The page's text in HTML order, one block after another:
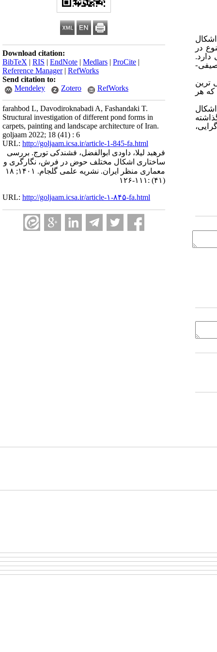
Download citation:
BibTeX | RIS | EndNote | Medlars | ProCite |
Reference Manager| RefWorks
Send citation to:
Mendeley
Zotero RefWorks
farahbod L, Davodiroknabadi A, Fashandaki T.
Structural investigation of different pond forms in
carpets, painting and landscape architecture of Iran.
goljaam 2022; 18 (41) : 6
URL: http://goljaam.icsa.ir/article-1-845-fa.html
فرهبد لیلا، داودی ابوالفضل، فشندکی تورج. بررسی
ساختاری اشکال مختلف حوض در فرش، نگارگری و
معماری منظر ایران. نشریه علمی گلجام. ۱۴۰۱; ۱۸
(۴۱) :۱۱۱-۱۲۶
URL: http://goljaam.icsa.ir/article-۱-۸۴۵-fa.html
در
دارد.
ترین
هر
اشکال
گرایی،